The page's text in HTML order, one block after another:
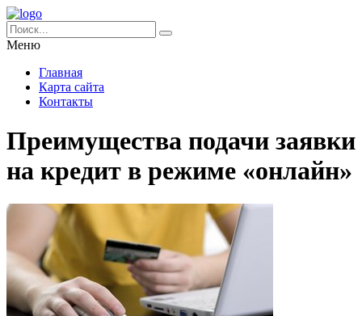
Меню
Главная
Карта сайта
Контакты
Преимущества подачи заявки
на кредит в режиме «онлайн»